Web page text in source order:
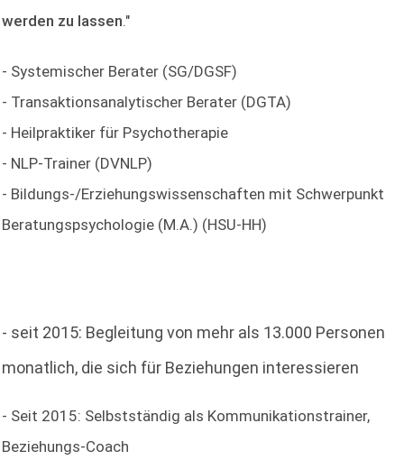
werden zu lassen."
- Systemischer Berater (SG/DGSF)
- Transaktionsanalytischer Berater (DGTA)
- Heilpraktiker für Psychotherapie
- NLP-Trainer (DVNLP)
- Bildungs-/Erziehungswissenschaften mit Schwerpunkt
Beratungspsychologie (M.A.) (HSU-HH)
- seit 2015: Begleitung von mehr als 13.000 Personen
monatlich, die sich für Beziehungen interessieren
- Seit 2015: Selbstständig als Kommunikationstrainer,
Beziehungs-Coach